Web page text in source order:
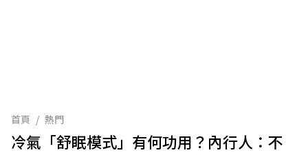
首頁 / 熱門
冷氣「舒眠模式」有何功用？內行人：不